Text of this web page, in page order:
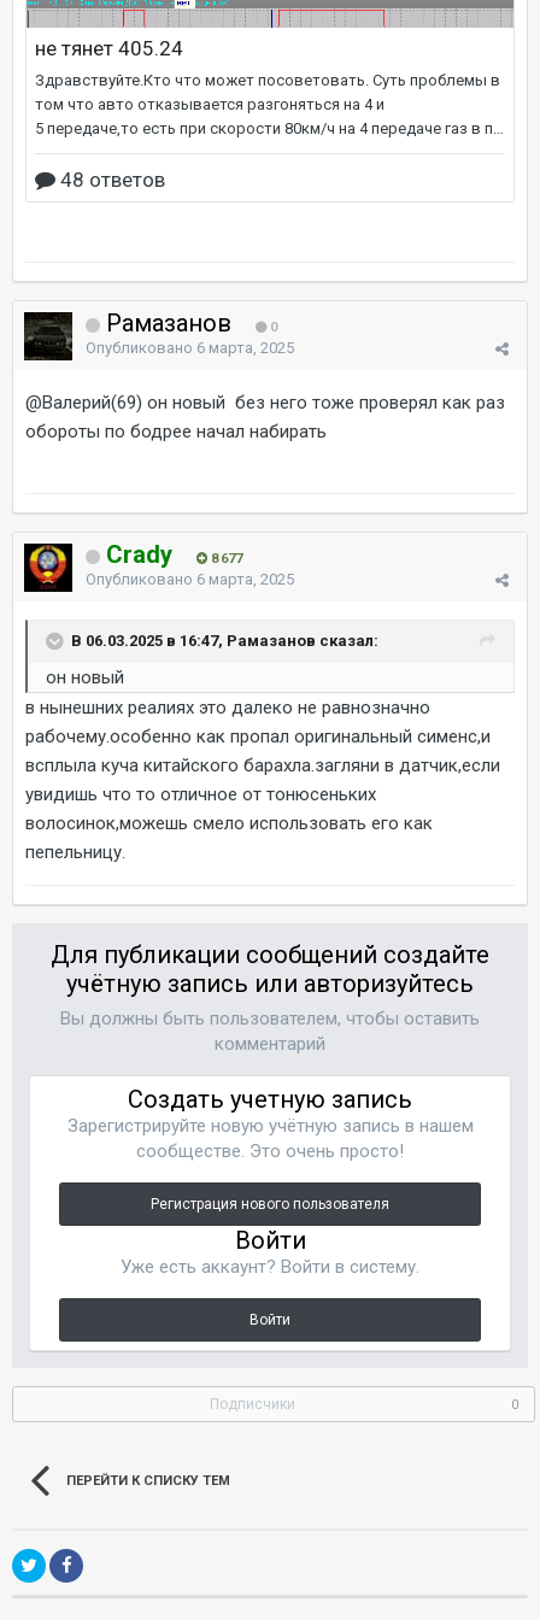
Рамазанов 0
Опубликовано 6 марта, 2025
@Валерий(69) он новый без него тоже проверял как раз
обороты по бодрее начал набирать
Crady 8 677
Опубликовано 6 марта, 2025
В 06.03.2025 в 16:47, Рамазанов сказал:
он новый
в нынешних реалиях это далеко не равнозначно
рабочему.особенно как пропал оригинальный сименс,и
всплыла куча китайского барахла.загляни в датчик,если
увидишь что то отличное от тонюсеньких
волосинок,можешь смело использовать его как
пепельницу.
Для публикации сообщений создайте
учётную запись или авторизуйтесь
Вы должны быть пользователем, чтобы оставить
комментарий
Создать учетную запись
Зарегистрируйте новую учётную запись в нашем
сообществе. Это очень просто!
Регистрация нового пользователя
Войти
Уже есть аккаунт? Войти в систему.
Войти
Подписчики 0
ПЕРЕЙТИ К СПИСКУ ТЕМ